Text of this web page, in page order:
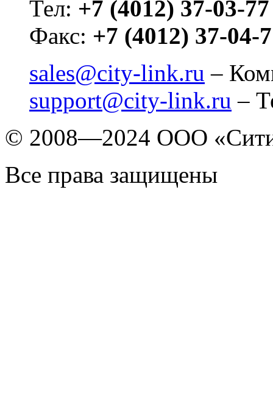
Тел: +7 (4012) 37-03-77
Факс: +7 (4012) 37-04-
sales@city-link.ru –
support@city-link.ru –
© 2008—2024 ООО
Все права защищены